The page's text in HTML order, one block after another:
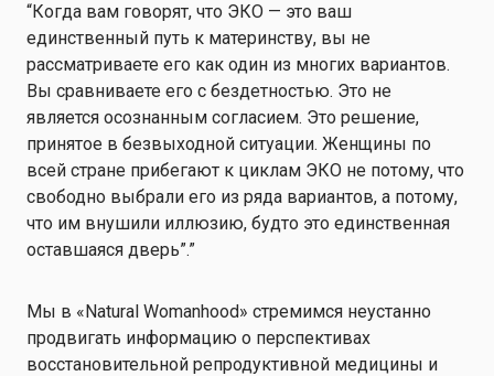
“Когда вам говорят, что ЭКО — это ваш
единственный путь к материнству, вы не
рассматриваете его как один из многих вариантов.
Вы сравниваете его с бездетностью. Это не
является осознанным согласием. Это решение,
принятое в безвыходной ситуации. Женщины по
всей стране прибегают к циклам ЭКО не потому, что
свободно выбрали его из ряда вариантов, а потому,
что им внушили иллюзию, будто это единственная
оставшаяся дверь”.”
Мы в «Natural Womanhood» стремимся неустанно
продвигать информацию о перспективах
восстановительной репродуктивной медицины и